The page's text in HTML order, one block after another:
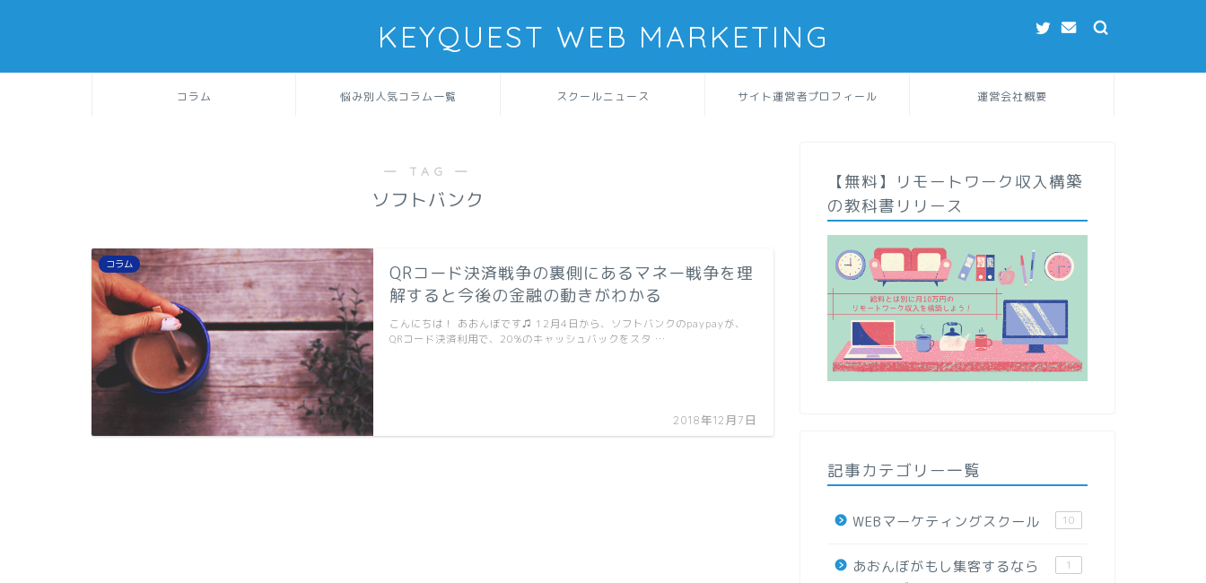
KEYQUEST WEB MARKETING
コラム 悩み別人気コラム一覧 スクールニュース サイト運営者プロフィール 運営会社概要
― TAG ―
ソフトバンク
コラム
QRコード決済戦争の裏側にあるマネー戦争を理
解すると今後の金融の動きがわかる
2018年12月7日
こんにちは！ あおんぼです♫ 12月4日から、ソフトバンクのpaypayが、
QRコード決済利用で、20%のキャッシュバックをスタ …
【無料】リモートワーク収入構築
の教科書リリース
記事カテゴリー一覧
WEBマーケティングスクール 10
あおんぼがもし集客するなら
1